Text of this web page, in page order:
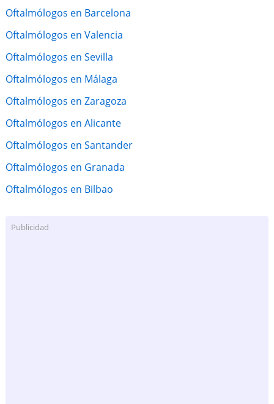
Oftalmólogos en Barcelona
Oftalmólogos en Valencia
Oftalmólogos en Sevilla
Oftalmólogos en Málaga
Oftalmólogos en Zaragoza
Oftalmólogos en Alicante
Oftalmólogos en Santander
Oftalmólogos en Granada
Oftalmólogos en Bilbao
Publicidad